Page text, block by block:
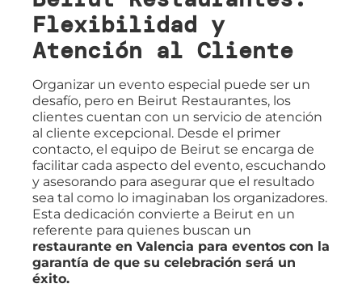
Flexibilidad y
Atención al Cliente
Organizar un evento especial puede ser un
desafío, pero en Beirut Restaurantes, los
clientes cuentan con un servicio de atención
al cliente excepcional. Desde el primer
contacto, el equipo de Beirut se encarga de
facilitar cada aspecto del evento, escuchando
y asesorando para asegurar que el resultado
sea tal como lo imaginaban los organizadores.
Esta dedicación convierte a Beirut en un
referente para quienes buscan un
restaurante en Valencia para eventos con la
garantía de que su celebración será un
éxito.